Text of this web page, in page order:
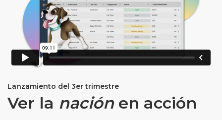
Lanzamiento del 3er trimestre
Ver la nación en acción